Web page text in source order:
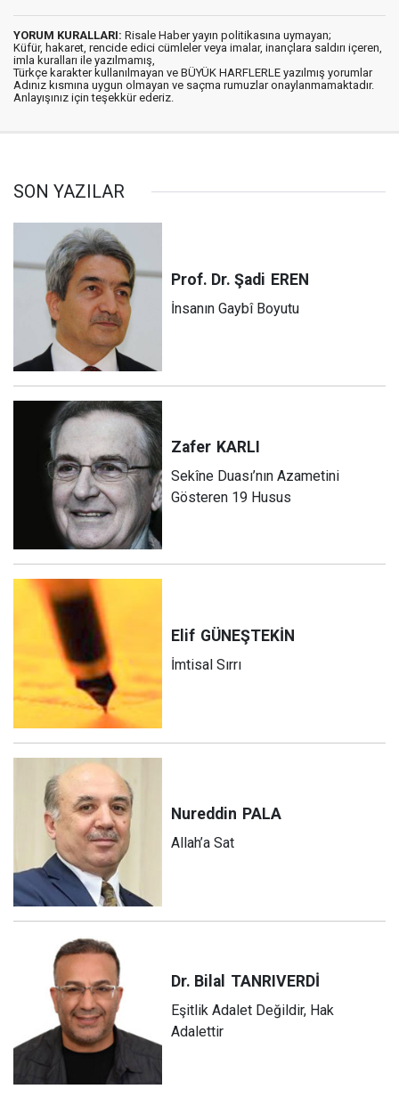
YORUM KURALLARI: Risale Haber yayın politikasına uymayan;
Küfür, hakaret, rencide edici cümleler veya imalar, inançlara saldırı içeren,
imla kuralları ile yazılmamış,
Türkçe karakter kullanılmayan ve BÜYÜK HARFLERLE yazılmış yorumlar
Adınız kısmına uygun olmayan ve saçma rumuzlar onaylanmamaktadır.
Anlayışınız için teşekkür ederiz.
SON YAZILAR
Prof. Dr. Şadi EREN
İnsanın Gaybî Boyutu
Zafer KARLI
Sekîne Duası’nın Azametini
Gösteren 19 Husus
Elif GÜNEŞTEKİN
İmtisal Sırrı
Nureddin PALA
Allah’a Sat
Dr. Bilal TANRIVERDİ
Eşitlik Adalet Değildir, Hak
Adalettir